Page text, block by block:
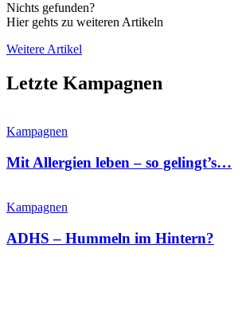
Nichts gefunden?
Hier gehts zu weiteren Artikeln
Weitere Artikel
Letzte Kampagnen
Kampagnen
Mit Allergien leben – so gelingt’s…
Kampagnen
ADHS – Hummeln im Hintern?